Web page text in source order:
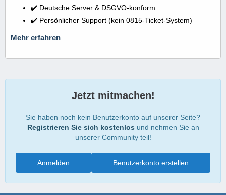
✔️ Deutsche Server & DSGVO-konform
✔️ Persönlicher Support (kein 0815-Ticket-System)
Mehr erfahren
Jetzt mitmachen!
Sie haben noch kein Benutzerkonto auf unserer Seite?
Registrieren Sie sich kostenlos und nehmen Sie an
unserer Community teil!
Benutzerkonto erstellen
Anmelden